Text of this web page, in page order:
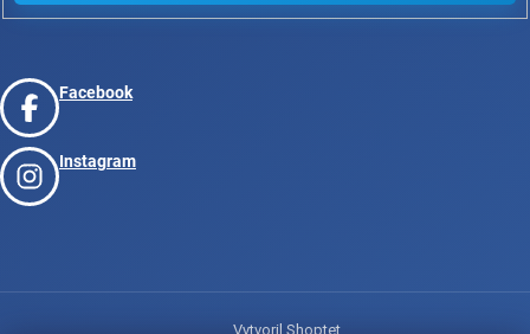
Facebook
Instagram
Vytvoril Shoptet